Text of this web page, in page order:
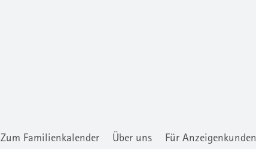
Zum Familienkalender Über uns Für Anzeigenkunden